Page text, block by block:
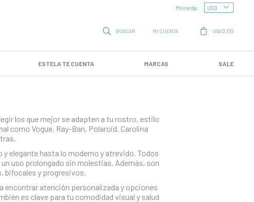
ESTELA TE CUENTA MARCAS SALE
USD 0,00
Moneda:
los que mejor se adapten a tu rostro, estilo
como Vogue, Ray-Ban, Polaroid, Carolina
elegante hasta lo moderno y atrevido. Todos
uso prolongado sin molestias. Además, son
bifocales y progresivos.
encontrar atención personalizada y opciones
es clave para tu comodidad visual y salud